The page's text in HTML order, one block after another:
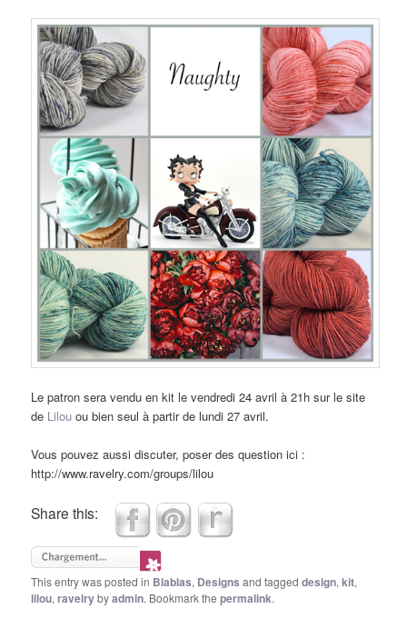
Le patron sera vendu en kit le vendredi 24 avril à 21h sur le site
de Lilouou bien seul à partir de lundi 27 avril.
Vous pouvez aussi discuter, poser des question ici :
http://www.ravelry.com/groups/lilou
Share this:
This entry was posted in Blablas, Designs and taggeddesign,kit,
lilou,ravelrybyadmin. Bookmark thepermalink.